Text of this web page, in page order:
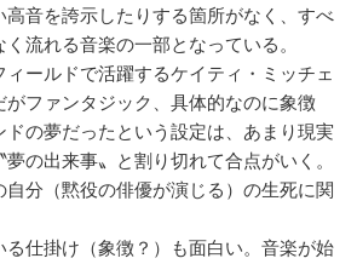
高音を誇示したりする箇所がなく、すべ
流れる音楽の一部となっている。
ールドで活躍するケイティ・ミッチェ
がファンタジック、具体的なのに象徴
の夢だったという設定は、あまり現実
の出来事〟と割り切れて合点がいく。
自分（黙役の俳優が演じる）の生死に関
仕掛け（象徴？）も面白い。音楽が始